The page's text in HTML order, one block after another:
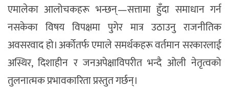
एमालेका आलोचकहरू भन्छन्—सत्तामा हुँदा समाधान गर्न
नसकेका विषय विपक्षमा पुगेर मात्र उठाउनु राजनीतिक
अवसरवाद हो। अर्कोतर्फ एमाले समर्थकहरू वर्तमान सरकारलाई
अस्थिर, दिशाहीन र जनअपेक्षाविपरीत भन्दै ओली नेतृत्वको
तुलनात्मक प्रभावकारिता प्रस्तुत गर्छन्।